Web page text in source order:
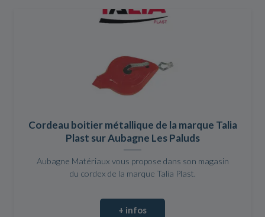
Cordeau boitier métallique de la marque Talia
Plast sur Aubagne Les Paluds
Aubagne Matériaux vous propose dans son magasin
du cordex de la marque Talia Plast.
+ infos